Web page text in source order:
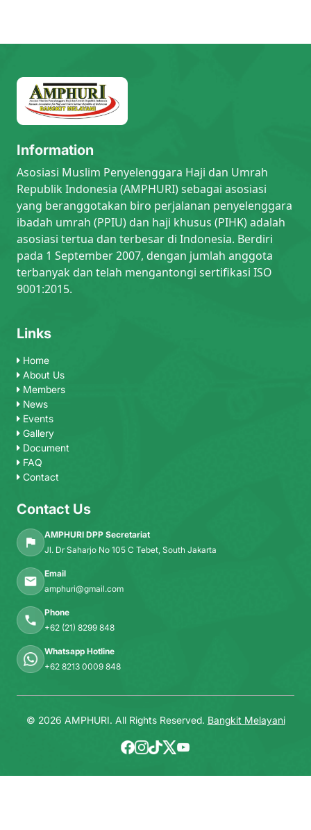
Information
Asosiasi Muslim Penyelenggara Haji dan Umrah
Republik Indonesia (AMPHURI) sebagai asosiasi
yang beranggotakan biro perjalanan penyelenggara
ibadah umrah (PPIU) dan haji khusus (PIHK) adalah
asosiasi tertua dan terbesar di Indonesia. Berdiri
pada 1 September 2007, dengan jumlah anggota
terbanyak dan telah mengantongi sertifikasi ISO
9001:2015.
Links
Home
About Us
Members
News
Events
Gallery
Document
FAQ
Contact
Contact Us
AMPHURI DPP Secretariat
Jl. Dr Saharjo No 105 C Tebet, South Jakarta
Email
amphuri@gmail.com
Phone
+62 (21) 8299 848
Whatsapp Hotline
+62 8213 0009 848
© 2026 AMPHURI. All Rights Reserved. Bangkit Melayani